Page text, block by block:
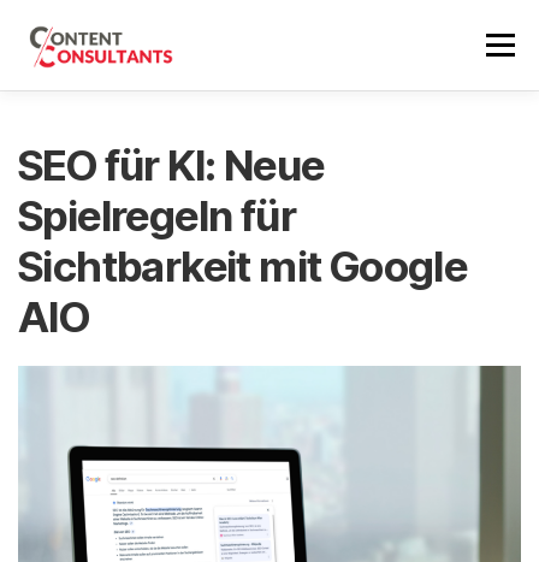
Inhalt
springen
Menü
ÜBER MICH SEO NEWS
EN
SEO für KI: Neue
Spielregeln für
Sichtbarkeit mit Google
AIO